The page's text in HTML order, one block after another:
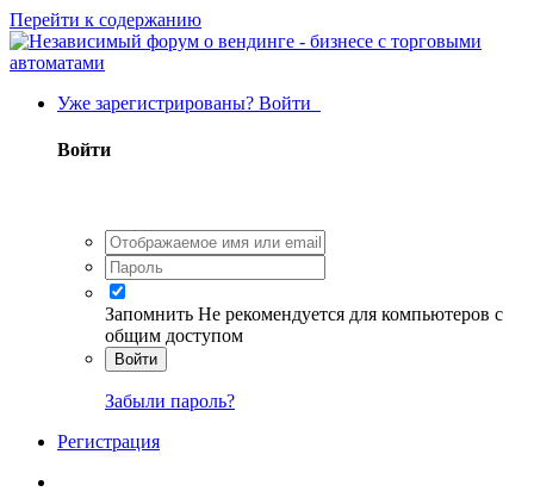
Перейти к содержанию
Уже зарегистрированы? Войти
Войти
Запомнить Не рекомендуется для компьютеров с
общим доступом
Войти
Забыли пароль?
Регистрация